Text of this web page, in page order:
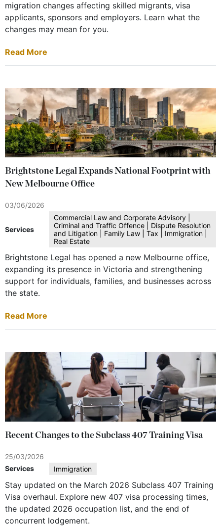
migration changes affecting skilled migrants, visa
applicants, sponsors and employers. Learn what the
changes may mean for you.
Read More
Brightstone Legal Expands National Footprint with
New Melbourne Office
03/06/2026
Services
Commercial Law and Corporate Advisory |
Criminal and Traffic Offence | Dispute Resolution
and Litigation | Family Law | Tax | Immigration |
Real Estate
Brightstone Legal has opened a new Melbourne office,
expanding its presence in Victoria and strengthening
support for individuals, families, and businesses across
the state.
Read More
Recent Changes to the Subclass 407 Training Visa
25/03/2026
Services
Immigration
Stay updated on the March 2026 Subclass 407 Training
Visa overhaul. Explore new 407 visa processing times,
the updated 2026 occupation list, and the end of
concurrent lodgement.